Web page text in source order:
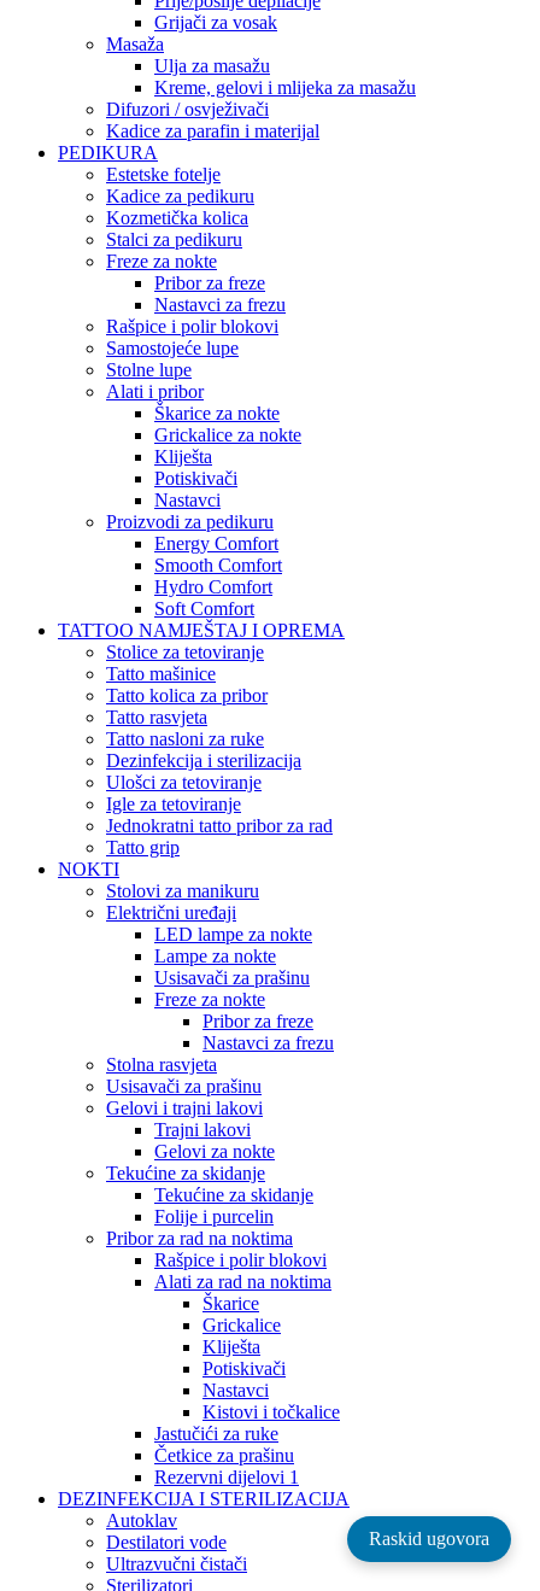
Grijači za vosak
Masaža
Ulja za masažu
Kreme, gelovi i mlijeka za masažu
Difuzori / osvježivači
Kadice za parafin i materijal
PEDIKURA
Estetske fotelje
Kadice za pedikuru
Kozmetička kolica
Stalci za pedikuru
Freze za nokte
Pribor za freze
Nastavci za frezu
Rašpice i polir blokovi
Samostojeće lupe
Stolne lupe
Alati i pribor
Škarice za nokte
Grickalice za nokte
Kliješta
Potiskivači
Nastavci
Proizvodi za pedikuru
Energy Comfort
Smooth Comfort
Hydro Comfort
Soft Comfort
TATTOO NAMJEŠTAJ I OPREMA
Stolice za tetoviranje
Tatto mašinice
Tatto kolica za pribor
Tatto rasvjeta
Tatto nasloni za ruke
Dezinfekcija i sterilizacija
Ulošci za tetoviranje
Igle za tetoviranje
Jednokratni tatto pribor za rad
Tatto grip
NOKTI
Stolovi za manikuru
Električni uređaji
LED lampe za nokte
Lampe za nokte
Usisavači za prašinu
Freze za nokte
Pribor za freze
Nastavci za frezu
Stolna rasvjeta
Usisavači za prašinu
Gelovi i trajni lakovi
Trajni lakovi
Gelovi za nokte
Tekućine za skidanje
Tekućine za skidanje
Folije i purcelin
Pribor za rad na noktima
Rašpice i polir blokovi
Alati za rad na noktima
Škarice
Grickalice
Kliješta
Potiskivači
Nastavci
Kistovi i točkalice
Jastučići za ruke
Četkice za prašinu
Rezervni dijelovi 1
DEZINFEKCIJA I STERILIZACIJA
Autoklav
Destilatori vode
Ultrazvučni čistači
Sterilizatori
Raskid ugovora